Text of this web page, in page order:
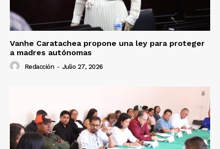
Vanhe Caratachea propone una ley para proteger
a madres autónomas
Redacción - Julio 27, 2026